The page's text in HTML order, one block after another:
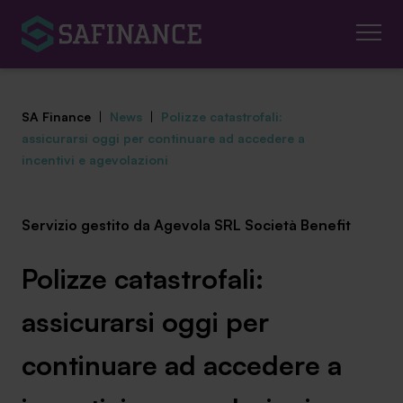
Centro studi
News ed eventi
Chi siamo
SA Finance | News | Polizze catastrofali:
assicurarsi oggi per continuare ad accedere a
incentivi e agevolazioni
Servizio gestito da Agevola SRL Società Benefit
Polizze catastrofali:
assicurarsi oggi per
continuare ad accedere a